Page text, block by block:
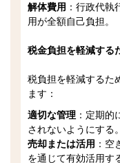
解体費用 ：行政代
用が全額自己負担。
税金負担を軽減する
税負担を軽減するた
ます：
適切な管理 ：定期
されないようにする。
売却または活用 ：
を通じて有効活用す